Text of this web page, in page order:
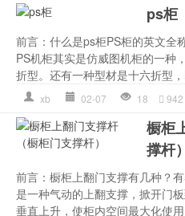
ps柜
前言：什么是ps柜PS柜的英文全
PS机柜其实是仿威图机柜的一种
折型。还有一种型材是十六折型
xb 02-07 18 942
橱柜
撑杆）
前言：橱柜上翻门支撑有几种？
是一种气动的上翻支撑，掀开门
垂直上升，使柜内空间最大化使